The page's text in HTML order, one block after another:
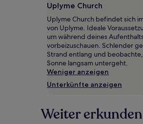
einen
Aufenthalt
mit
1 Übernachtung
von
2 Erwachsenen
gefunden
wurde.
Preise
und
sich
Uplyme Church
Uplyme Church befindet sich
von Uplyme. Ideale
um während deines
vorbeizuschauen. Schlender
Strand entlang und
Sonne langsam untergeht.
Weniger anzeigen
Unterkünfte anzeigen
Weiter erkunden